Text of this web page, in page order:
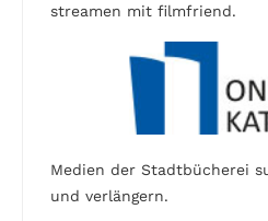
streamen mit filmfriend.
Medien der Stadtbücherei
und verlängern.